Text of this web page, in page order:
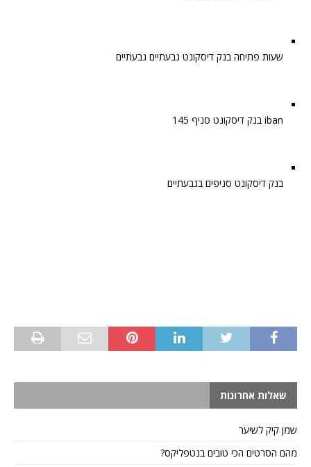
שעות פתיחה בנק דיסקונט גבעתיים גבעתיים
iban בנק דיסקונט סניף 145
בנק דיסקונט סניפים בגבעתיים
שאלות אחרונות
שמן קיק לשיער
מהם הסרטים הכי טובים בנטפליקס?